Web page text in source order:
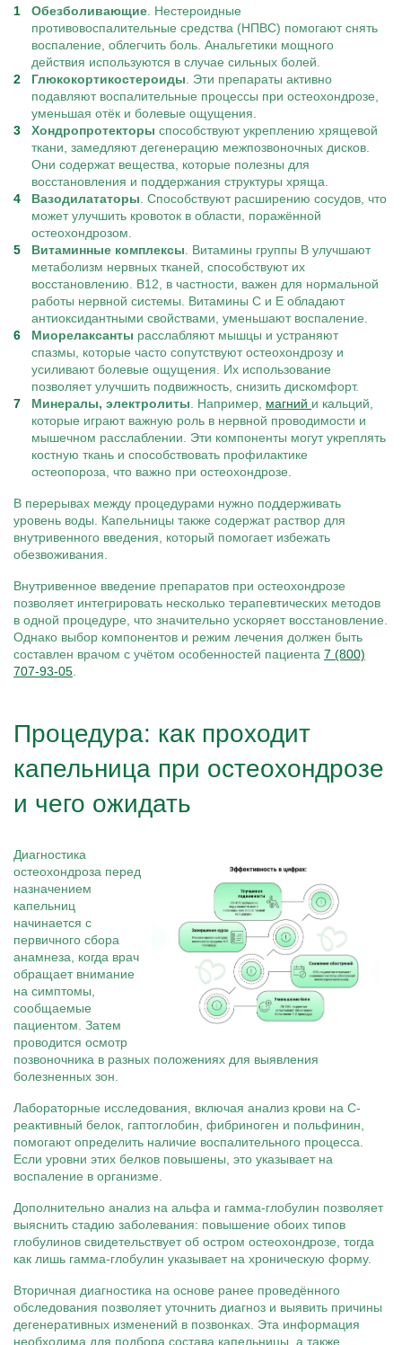
Обезболивающие . Нестероидные
противовоспалительные средства (НПВС) помогают снять
воспаление, облегчить боль. Анальгетики мощного
действия используются в случае сильных болей.
Глюкокортикостероиды . Эти препараты активно
подавляют воспалительные процессы при остеохондрозе,
уменьшая отёк и болевые ощущения.
Хондропротекторы способствуют укреплению хрящевой
ткани, замедляют дегенерацию межпозвоночных дисков.
Они содержат вещества, которые полезны для
восстановления и поддержания структуры хряща.
Вазодилататоры . Способствуют расширению сосудов, что
может улучшить кровоток в области, поражённой
остеохондрозом.
Витаминные комплексы . Витамины группы B улучшают
метаболизм нервных тканей, способствуют их
восстановлению. B12, в частности, важен для нормальной
работы нервной системы. Витамины C и E обладают
антиоксидантными свойствами, уменьшают воспаление.
Миорелаксанты расслабляют мышцы и устраняют
спазмы, которые часто сопутствуют остеохондрозу и
усиливают болевые ощущения. Их использование
позволяет улучшить подвижность, снизить дискомфорт.
Минералы, электролиты . Например, магний и кальций,
которые играют важную роль в нервной проводимости и
мышечном расслаблении. Эти компоненты могут укреплять
костную ткань и способствовать профилактике
остеопороза, что важно при остеохондрозе.
В перерывах между процедурами нужно поддерживать
уровень воды. Капельницы также содержат раствор для
внутривенного введения, который помогает избежать
обезвоживания.
Внутривенное введение препаратов при остеохондрозе
позволяет интегрировать несколько терапевтических методов
в одной процедуре, что значительно ускоряет восстановление.
Однако выбор компонентов и режим лечения должен быть
составлен врачом с учётом особенностей пациента 7 (800)
707-93-05
Процедура: как проходит
капельница при остеохондрозе
и чего ожидать
Диагностика
остеохондроза перед
назначением
капельниц
начинается с
первичного сбора
анамнеза, когда врач
обращает внимание
на симптомы,
сообщаемые
пациентом. Затем
проводится осмотр
позвоночника в разных положениях для выявления
болезненных зон.
Лабораторные исследования, включая анализ крови на C-
реактивный белок, гаптоглобин, фибриноген и польфинин,
помогают определить наличие воспалительного процесса.
Если уровни этих белков повышены, это указывает на
воспаление в организме.
Дополнительно анализ на альфа и гамма-глобулин позволяет
выяснить стадию заболевания: повышение обоих типов
глобулинов свидетельствует об остром остеохондрозе, тогда
как лишь гамма-глобулин указывает на хроническую форму.
Вторичная диагностика на основе ранее проведённого
обследования позволяет уточнить диагноз и выявить причины
дегенеративных изменений в позвонках. Эта информация
необходима для подбора состава капельницы, а также